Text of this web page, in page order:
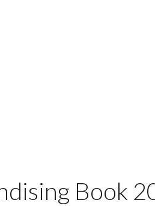
Book